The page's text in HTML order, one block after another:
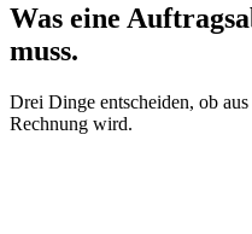
Was eine
muss.
Drei Dinge entscheiden, ob
Rechnung wird.